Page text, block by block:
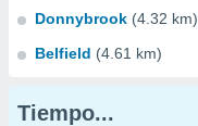
Donnybrook (4.32 km)
Belfield (4.61 km)
Tiempo...